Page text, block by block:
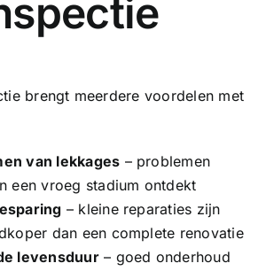
brengt meerdere voordelen met
van lekkages – problemen
een vroeg stadium ontdekt
– kleine reparaties zijn
dan een complete renovatie
levensduur– goed onderhoud